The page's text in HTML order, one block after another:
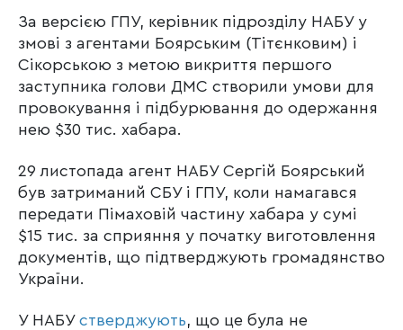
За версією ГПУ, керівник підрозділу НАБУ у
змові з агентами Боярським (Тітєнковим) і
Сікорською з метою викриття першого
заступника голови ДМС створили умови для
провокування і підбурювання до одержання
нею $30 тис. хабара.
29 листопада агент НАБУ Сергій Боярський
був затриманий СБУ і ГПУ, коли намагався
передати Пімаховій частину хабара у сумі
$15 тис. за сприяння у початку виготовлення
документів, що підтверджують громадянство
України.
У НАБУ стверджують, що це була не